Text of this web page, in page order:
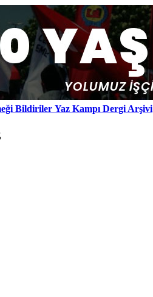
Bildiriler Yaz Kampı Dergi Arşivi